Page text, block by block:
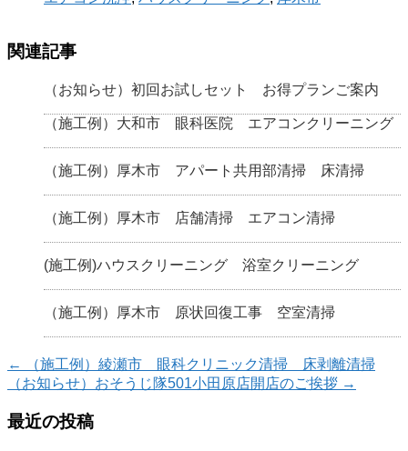
関連記事
（お知らせ）初回お試しセット お得プランご案内
（施工例）大和市 眼科医院 エアコンクリーニング
（施工例）厚木市 アパート共用部清掃 床清掃
（施工例）厚木市 店舗清掃 エアコン清掃
(施工例)ハウスクリーニング 浴室クリーニング
（施工例）厚木市 原状回復工事 空室清掃
←
（施工例）綾瀬市 眼科クリニック清掃 床剥離清掃
（お知らせ）おそうじ隊501小田原店開店のご挨拶 →
最近の投稿